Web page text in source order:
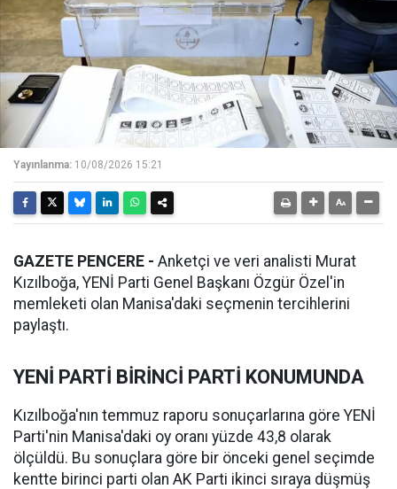
Yayınlanma: 10/08/2026 15:21
GAZETE PENCERE - Anketçi ve veri analisti Murat
Kızılboğa, YENİ Parti Genel Başkanı Özgür Özel'in
memleketi olan Manisa'daki seçmenin tercihlerini
paylaştı.
YENİ PARTİ BİRİNCİ PARTİ KONUMUNDA
Kızılboğa'nın temmuz raporu sonuçarlarına göre YENİ
Parti'nin Manisa'daki oy oranı yüzde 43,8 olarak
ölçüldü. Bu sonuçlara göre bir önceki genel seçimde
kentte birinci parti olan AK Parti ikinci sıraya düşmüş